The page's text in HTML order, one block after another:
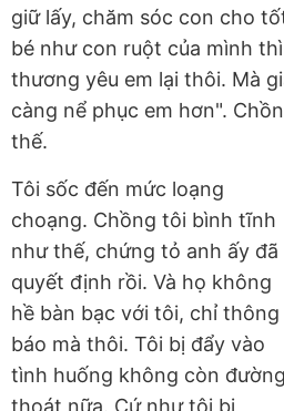
giữ lấy, chăm sóc con cho
bé như con ruột của mình
thương yêu em lại thôi. Mà
càng nể phục em hơn".
thế.
Tôi sốc đến mức loạng
choạng. Chồng tôi bình tĩnh
như thế, chứng tỏ anh ấy đã
quyết định rồi. Và họ không
hề bàn bạc với tôi, chỉ thông
báo mà thôi. Tôi bị đẩy vào
tình huống không còn đường
thoát nữa. Cứ như tôi bị